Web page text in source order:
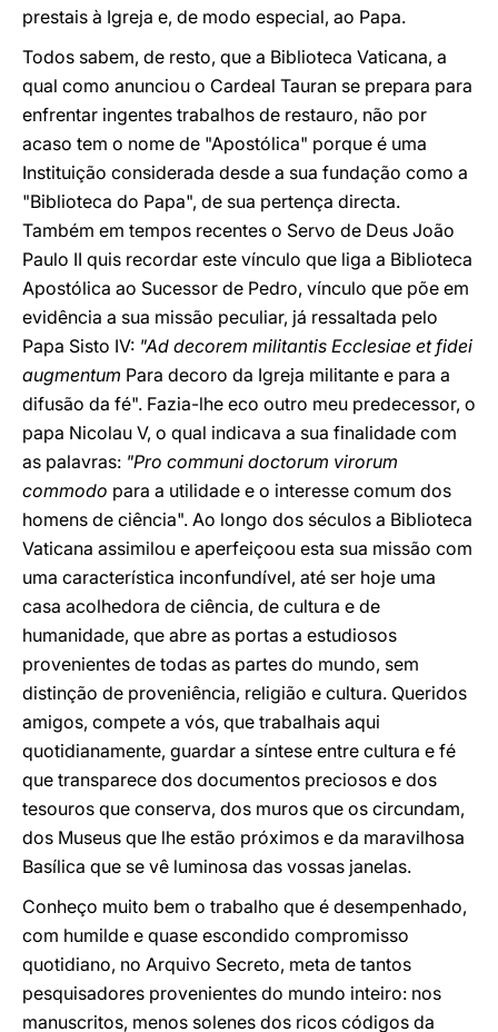
prestais à Igreja e, de modo especial, ao Papa.
Todos sabem, de resto, que a Biblioteca Vaticana, a
qual como anunciou o Cardeal Tauran se prepara para
enfrentar ingentes trabalhos de restauro, não por
acaso tem o nome de "Apostólica" porque é uma
Instituição considerada desde a sua fundação como a
"Biblioteca do Papa", de sua pertença directa.
Também em tempos recentes o Servo de Deus João
Paulo II quis recordar este vínculo que liga a Biblioteca
Apostólica ao Sucessor de Pedro, vínculo que põe em
evidência a sua missão peculiar, já ressaltada pelo
Papa Sisto IV: "Ad decorem militantis Ecclesiae et fidei
augmentum Para decoro da Igreja militante e para a
difusão da fé". Fazia-lhe eco outro meu predecessor, o
papa Nicolau V, o qual indicava a sua finalidade com
as palavras: "Pro communi doctorum virorum
commodo para a utilidade e o interesse comum dos
homens de ciência". Ao longo dos séculos a Biblioteca
Vaticana assimilou e aperfeiçoou esta sua missão com
uma característica inconfundível, até ser hoje uma
casa acolhedora de ciência, de cultura e de
humanidade, que abre as portas a estudiosos
provenientes de todas as partes do mundo, sem
distinção de proveniência, religião e cultura. Queridos
amigos, compete a vós, que trabalhais aqui
quotidianamente, guardar a síntese entre cultura e fé
que transparece dos documentos preciosos e dos
tesouros que conserva, dos muros que os circundam,
dos Museus que lhe estão próximos e da maravilhosa
Basílica que se vê luminosa das vossas janelas.
Conheço muito bem o trabalho que é desempenhado,
com humilde e quase escondido compromisso
quotidiano, no Arquivo Secreto, meta de tantos
pesquisadores provenientes do mundo inteiro: nos
manuscritos, menos solenes dos ricos códigos da